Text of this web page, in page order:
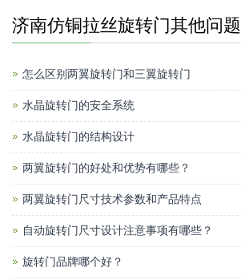
济南仿铜拉丝旋转门其他问题
怎么区别两翼旋转门和三翼旋转门
水晶旋转门的安全系统
水晶旋转门的结构设计
两翼旋转门的好处和优势有哪些？
两翼旋转门尺寸技术参数和产品特点
自动旋转门尺寸设计注意事项有哪些？
旋转门品牌哪个好？